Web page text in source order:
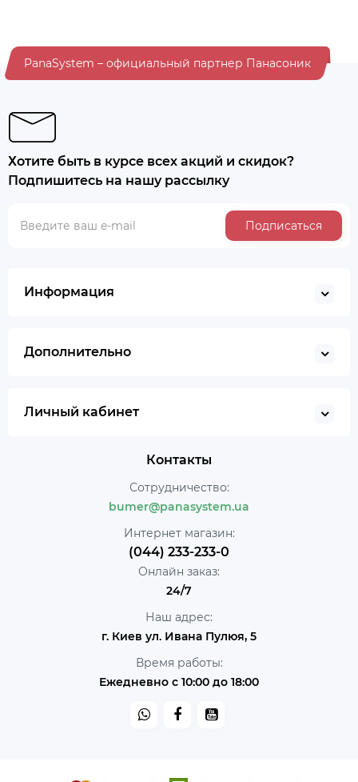
PanaSystem – официальный партнер Панасоник
Хотите быть в курсе всех акций и скидок?
Подпишитесь на нашу рассылку
Подписаться
Информация
Дополнительно
Личный кабинет
Контакты
Сотрудничество:
bumer@panasystem.ua
Интернет магазин:
(044) 233-233-0
Онлайн заказ:
24/7
Наш адрес:
г. Киев ул. Ивана Пулюя, 5
Время работы:
Ежедневно с 10:00 до 18:00